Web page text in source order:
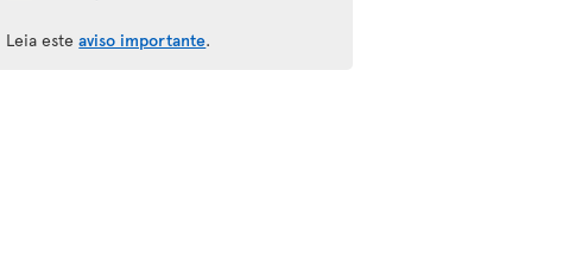
Leia esteaviso importante.